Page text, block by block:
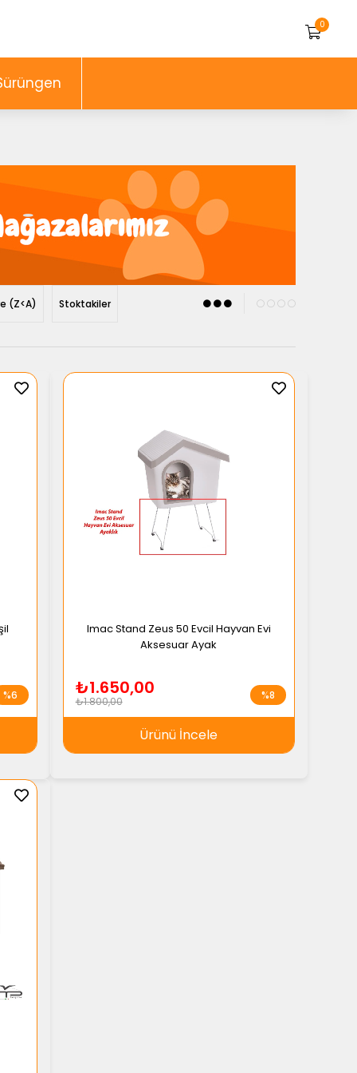
0
(Z<A) Stoktakiler
%6
Imac Stand Zeus 50 Evcil Hayvan Evi
Aksesuar Ayak
₺1.650,00
₺1.800,00
Ürünü İncele
%8